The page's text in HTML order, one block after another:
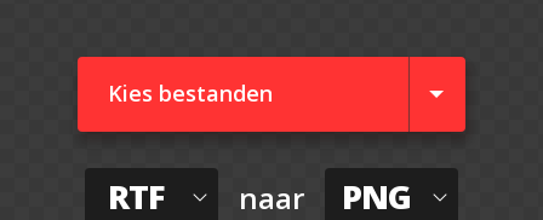
Kies bestanden
RTF naar PNG